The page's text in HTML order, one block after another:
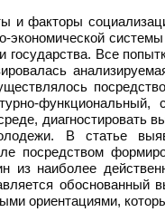
и факторы
экономической
Все
В статье
посредством
из наиболее
обоснованный
ориентациями,